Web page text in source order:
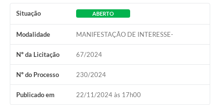
Situação ABERTO
Modalidade MANIFESTAÇÃO DE INTERESSE-
Nº da Licitação 67/2024
Nº do Processo 230/2024
Publicado em 22/11/2024 às 17h00